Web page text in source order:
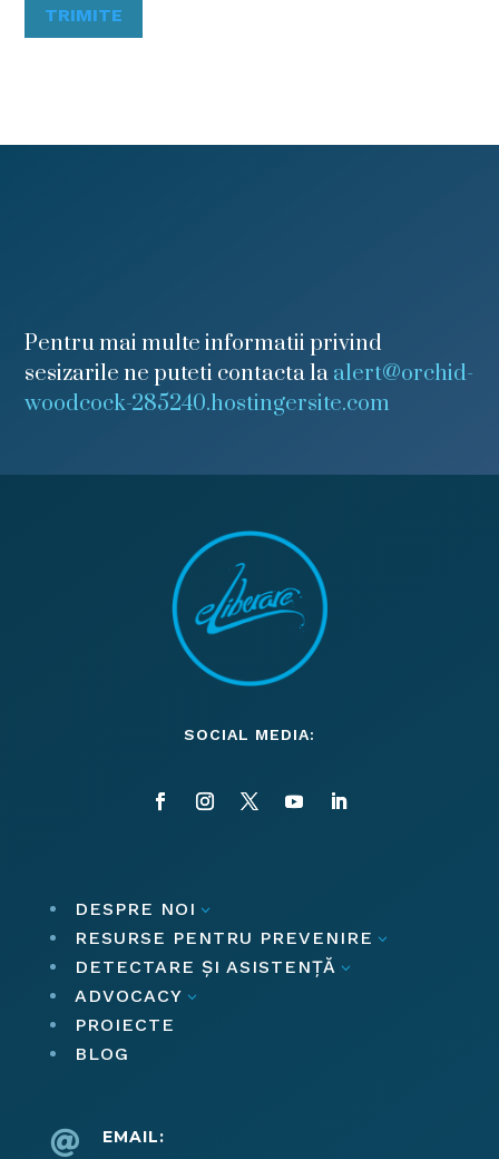
TRIMITE
Pentru mai multe informatii privind
sesizarile ne puteti contacta la alert@orchid-
woodcock-285240.hostingersite.com
SOCIAL MEDIA:
DESPRE NOI 3
RESURSE PENTRU PREVENIRE 3
DETECTARE ȘI ASISTENȚĂ 3
ADVOCACY 3
PROIECTE
BLOG
 EMAIL: